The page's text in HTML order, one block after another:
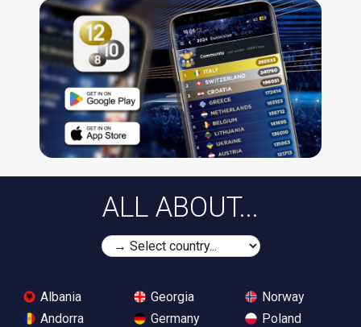
ALL ABOUT...
Albania
Andorra
Georgia
Germany
Norway
Poland